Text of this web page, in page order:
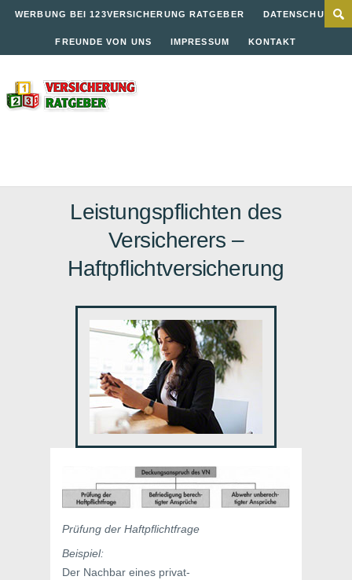
WERBUNG BEI 123VERSICHERUNG RATGEBER DATENSCHUTZ
FREUNDE VON UNS IMPRESSUM KONTAKT
Leistungspflichten des
Versicherers –
Haftpflichtversicherung
Prüfung der Haftpflichtfrage
Beispiel:
Der Nachbar eines privat-